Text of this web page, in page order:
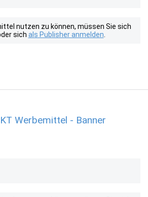
nutzen zu können, müssen Sie sich
sich als Publisher anmelden
Werbemittel - Banner